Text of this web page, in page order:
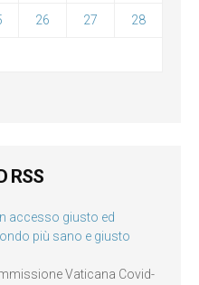
26 27 28
RSS
accesso giusto ed
più sano e giusto
Vaticana Covid-